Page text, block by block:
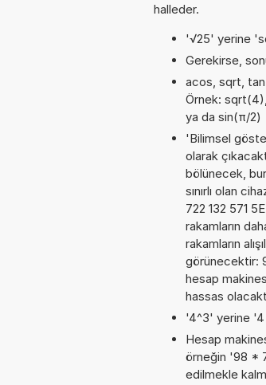
halleder.
'√25' yerine
Gerekirse,
acos, sqrt,
Örnek:
ya da sin(π/2)
'Bilimsel
olarak
bölünecek,
sınırlı olan
722 132 571
rakamların
rakamların
görünecektir:
hesap
hassas
'4^3' yerine
Hesap
örneğin '98 *
edilmekle